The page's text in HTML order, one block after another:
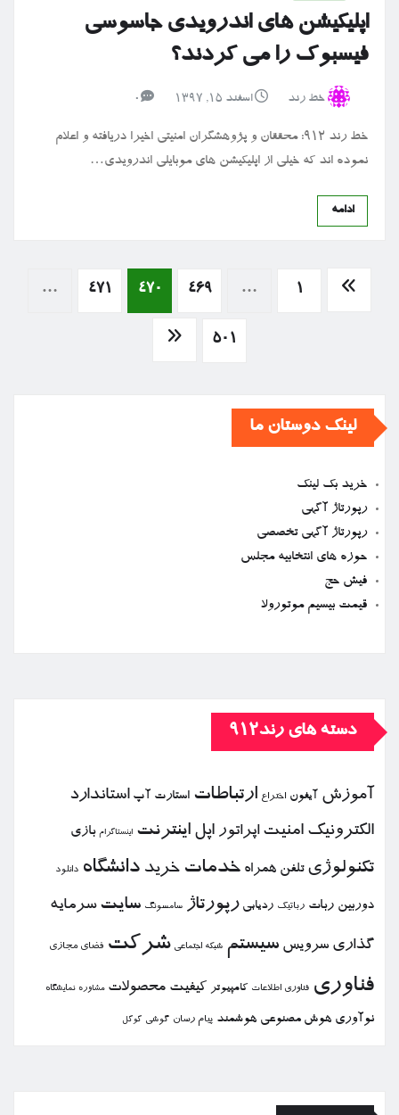
اپلیکیشن های اندرویدی جاسوسی
فیسبوک را می کردند؟
خط رند اسفند ۱۵, ۱۳۹۷ 0
خط رند ۹۱۲: محققان و پژوهشگران امنیتی اخیرا دریافته و اعلام
نموده اند که خیلی از اپلیکیشن های موبایلی اندرویدی…
ادامه
صفحه‌بندی
1
…
469
470
471
…
501
لینک دوستان ما
خرید بک لینک
رپورتاژ آگهی
رپورتاژ آگهی تخصصی
حوزه های انتخابیه مجلس
فیش حج
قیمت بیسیم موتورولا
دسته های رند912
آموزش آیفون اختراع ارتباطات استارت آپ استاندارد
الكترونیك امنیت اپراتور اپل اینترنت اینستاگرام بازی
تكنولوژی تلفن همراه خدمات خرید دانشگاه دانلود
دوربین ربات رباتیك ردیابی رپورتاژ سامسونگ سایت سرمایه
گذاری سرویس سیستم شبكه اجتماعی شركت فضای مجازی
فناوری فناوری اطلاعات كامپیوتر كیفیت محصولات مشاوره نمایشگاه
نوآوری هوش مصنوعی هوشمند پیام رسان گوشی گوگل